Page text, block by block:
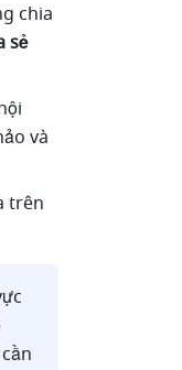
chia
sẻ
và
trên